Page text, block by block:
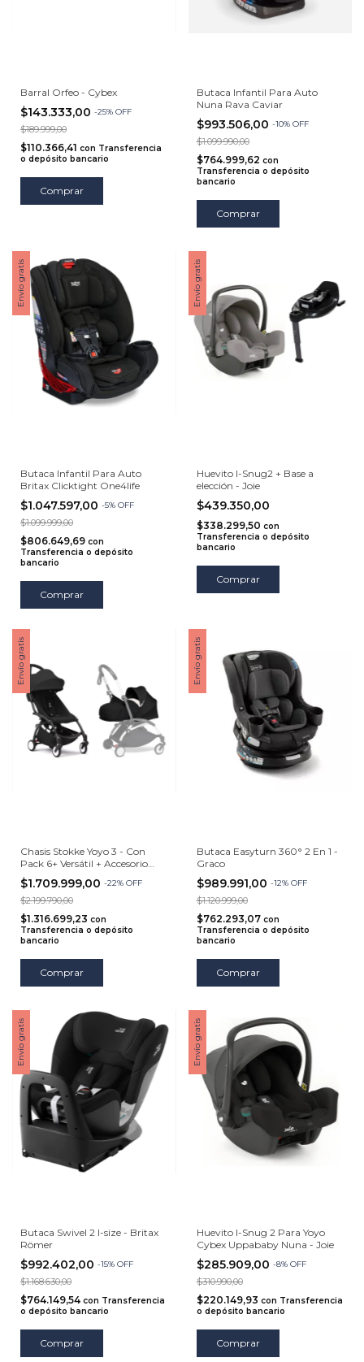
Barral Orfeo - Cybex
$143.333,00 -25% OFF
$189.999,00
$110.366,41 con Transferencia
o depósito bancario
Butaca Infantil Para Auto
Nuna Rava Caviar
$993.506,00 -10% OFF
$1.099.990,00
$764.999,62 con
Transferencia o depósito
bancario
Envío gratis
Butaca Infantil Para Auto
Britax Clicktight One4life
$1.047.597,00 -5% OFF
$1.099.999,00
$806.649,69 con
Transferencia o depósito
bancario
Comprar
Envío gratis
Huevito I-Snug2 + Base a
elección - Joie
$439.350,00
$338.299,50 con
Transferencia o depósito
bancario
Comprar
Envío gratis
Chasis Stokke Yoyo 3 - Con
Pack 6+ Versátil + Accesorio
Moises Newborn Pack
$1.709.999,00 -22% OFF
$2.199.790,00
$1.316.699,23 con
Transferencia o depósito
bancario
Comprar
Envío gratis
Butaca Easyturn 360° 2 En 1 -
Graco
$989.991,00 -12% OFF
$1.120.999,00
$762.293,07 con
Transferencia o depósito
bancario
Envío gratis
Butaca Swivel 2 I-size - Britax
Römer
$992.402,00 -15% OFF
$1.168.630,00
$764.149,54 con Transferencia
o depósito bancario
Comprar
Envío gratis
Huevito I-Snug 2 Para Yoyo
Cybex Uppababy Nuna - Joie
$285.909,00 -8% OFF
$310.990,00
$220.149,93 con Transferencia
o depósito bancario
Comprar